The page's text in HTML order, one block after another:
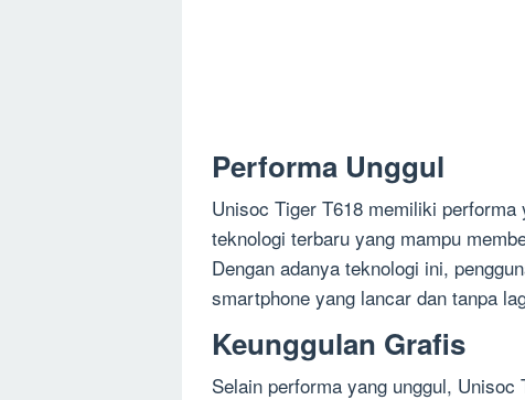
Performa Unggul
Unisoc Tiger T618 memiliki
teknologi terbaru yang mampu
Dengan adanya teknologi ini,
smartphone yang lancar dan tanpa
Keunggulan Grafis
Selain performa yang unggul,